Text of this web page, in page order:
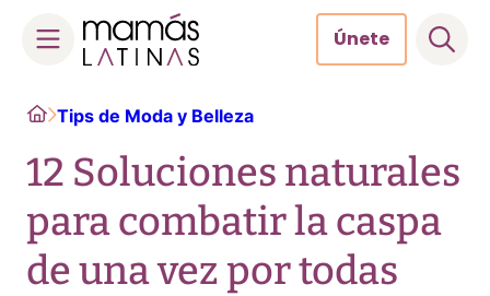
content
Únete
HomeTips de Moda y Belleza
12 Soluciones naturales
para combatir la caspa
de una vez por todas